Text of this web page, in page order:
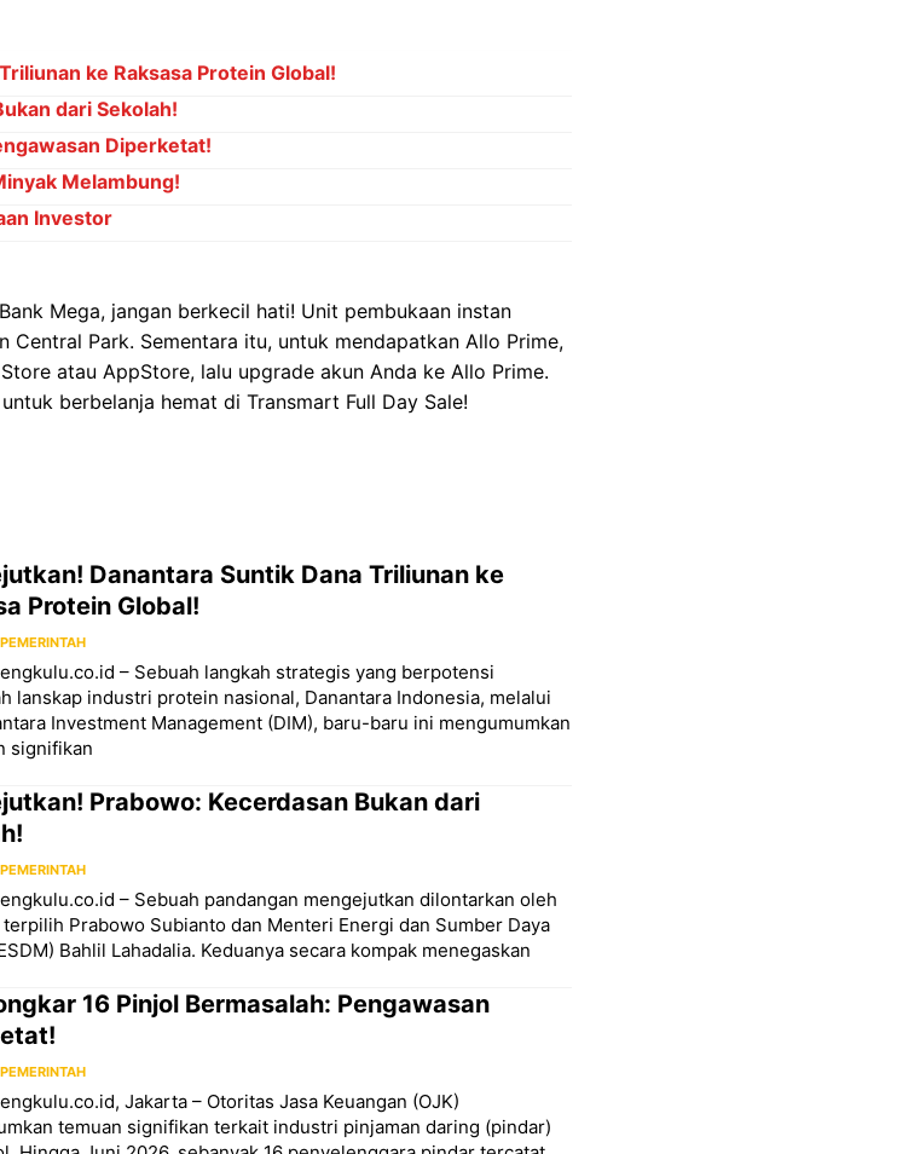
ke Raksasa Protein Global!
dari Sekolah!
Diperketat!
Melambung!
Investor
Mega, jangan berkecil hati! Unit pembukaan instan
Park. Sementara itu, untuk mendapatkan Allo Prime,
atau AppStore, lalu upgrade akun Anda ke Allo Prime.
berbelanja hemat di Transmart Full Day Sale!
Danantara Suntik Dana Triliunan ke
Protein Global!
PEMERINTAH
– Sebuah langkah strategis yang berpotensi
lanskap industri protein nasional, Danantara Indonesia, melalui
Investment Management (DIM), baru-baru ini mengumumkan
signifikan
Prabowo: Kecerdasan Bukan dari
PEMERINTAH
– Sebuah pandangan mengejutkan dilontarkan oleh
Prabowo Subianto dan Menteri Energi dan Sumber Daya
Bahlil Lahadalia. Keduanya secara kompak menegaskan
16 Pinjol Bermasalah: Pengawasan
PEMERINTAH
Jakarta – Otoritas Jasa Keuangan (OJK)
temuan signifikan terkait industri pinjaman daring (pindar)